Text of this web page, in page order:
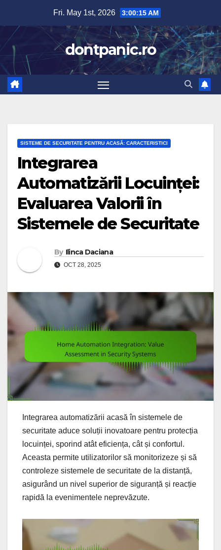
content
Fri. May 1st, 2026 3:00:16 AM
dontpanic.ro
SISTEME DE SECURITATE PENTRU ACASĂ: CARACTERISTICI
Integrarea
Automatizării Locuinței:
Evaluarea Valorii în
Sistemele de Securitate
By Ilinca Daciana
OCT 28, 2025
Integrarea automatizării acasă în sistemele de
securitate aduce soluții inovatoare pentru protecția
locuinței, sporind atât eficiența, cât și confortul.
Aceasta permite utilizatorilor să monitorizeze și să
controleze sistemele de securitate de la distanță,
asigurând un nivel superior de siguranță și reacție
rapidă la evenimentele neprevăzute.